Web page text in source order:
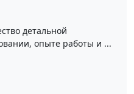
детальной
опыте работы и ...